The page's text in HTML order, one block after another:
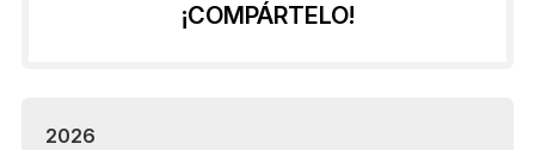
¡COMPÁRTELO!
2026